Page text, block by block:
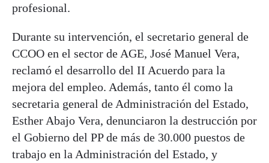
profesional.
Durante su intervención, el secretario general de
CCOO en el sector de AGE, José Manuel Vera,
reclamó el desarrollo del II Acuerdo para la
mejora del empleo. Además, tanto él como la
secretaria general de Administración del Estado,
Esther Abajo Vera, denunciaron la destrucción por
el Gobierno del PP de más de 30.000 puestos de
trabajo en la Administración del Estado, y